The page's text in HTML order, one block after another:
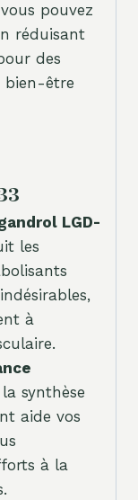
pouvez
réduisant
des
bien-être
LGD-
les
à
synthèse
aide vos
à la